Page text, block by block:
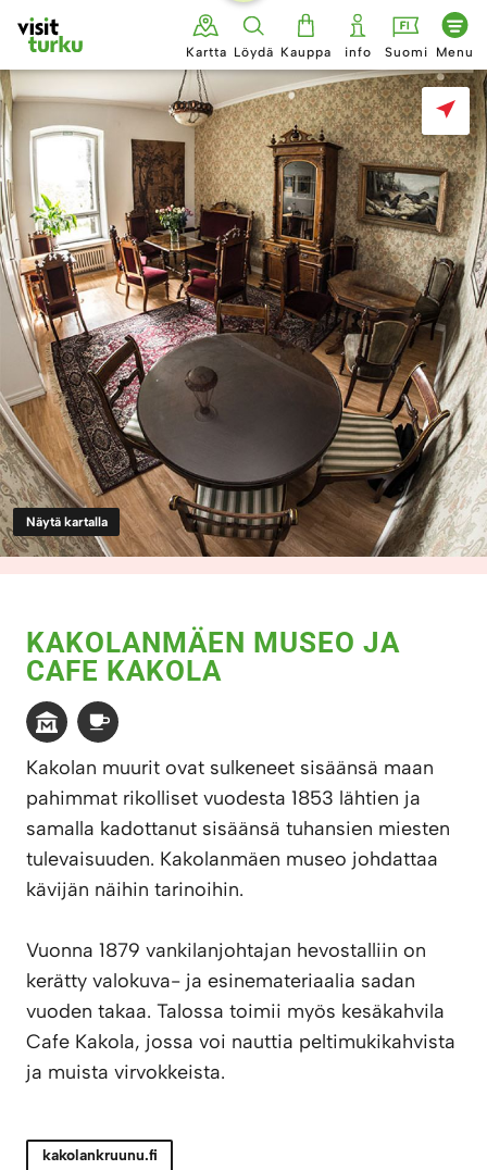
Siirry
sisältöön
Kartta Löydä Kauppa info Suomi Menu
Näytä kartalla
KAKOLANMÄEN MUSEO JA
CAFE KAKOLA
Kakolan muurit ovat sulkeneet sisäänsä maan
pahimmat rikolliset vuodesta 1853 lähtien ja
samalla kadottanut sisäänsä tuhansien miesten
tulevaisuuden. Kakolanmäen museo johdattaa
kävijän näihin tarinoihin.
Vuonna 1879 vankilanjohtajan hevostalliin on
kerätty valokuva- ja esinemateriaalia sadan
vuoden takaa. Talossa toimii myös kesäkahvila
Cafe Kakola, jossa voi nauttia peltimukikahvista
ja muista virvokkeista.
kakolankruunu.fi